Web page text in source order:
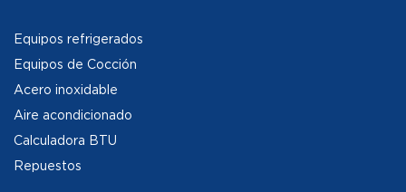
Equipos refrigerados
Equipos de Cocción
Acero inoxidable
Aire acondicionado
Calculadora BTU
Repuestos